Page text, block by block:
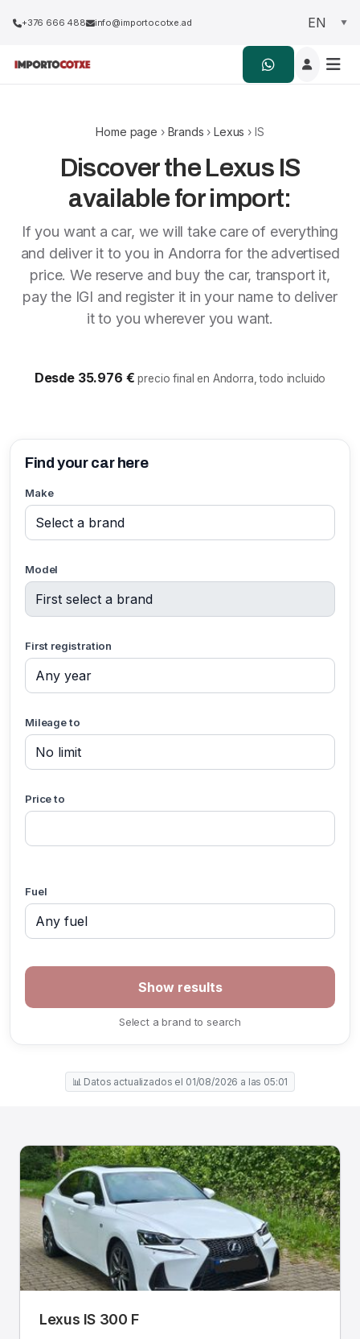
+376 666 488 info@importocotxe.ad
Home page › Brands ›Lexus › IS
Discover the Lexus IS
available for import:
If you want a car, we will take care of everything
and deliver it to you in Andorra for the advertised
price. We reserve and buy the car, transport it,
pay the IGI and register it in your name to deliver
it to you wherever you want.
Desde 35.976 €precio final en Andorra, todo incluido
Find your car here
Make
Model
First registration
Mileage to
Price to
Fuel
Select a brand to search
📊 Datos actualizados el 01/08/2026 a las 05:01
Lexus IS 300 F